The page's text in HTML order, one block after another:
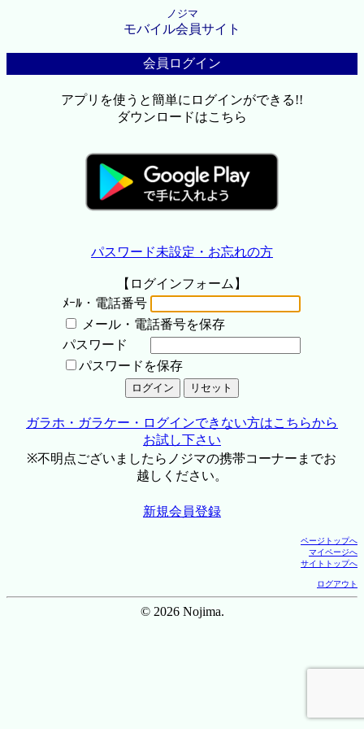
ノジマ
モバイル会員サイト
会員ログイン
アプリを使うと簡単にログインができる!!
ダウンロードはこちら
パスワード未設定・お忘れの方
【ログインフォーム】
ﾒｰﾙ・電話番号
メール・電話番号を保存
パスワード
パスワードを保存
ガラホ・ガラケー・ログインできない方はこちらから
お試し下さい
※不明点ございましたらノジマの携帯コーナーまでお
越しください。
新規会員登録
ページトップへ
マイページへ
サイトトップへ
ログアウト
© 2026 Nojima.